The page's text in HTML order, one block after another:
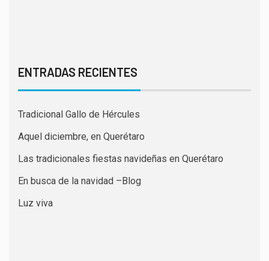
ENTRADAS RECIENTES
Tradicional Gallo de Hércules
Aquel diciembre, en Querétaro
Las tradicionales fiestas navideñas en Querétaro
En busca de la navidad –Blog
Luz viva